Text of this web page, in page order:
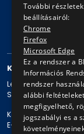
Impresszum
Adatvédelmi
KAPCSOLAT
Levelezési cím: 1980
Székhely: 1980
Központi
E-mail cím:
További
beállításairól:
Chrome
Firefox
Microsoft Edge
Ez a rendszer a
Információs
rendszer
alábbi
megfigyelhető,
jogszabályi es a